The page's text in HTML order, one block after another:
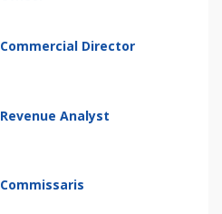
Commercial Director
Revenue Analyst
Commissaris